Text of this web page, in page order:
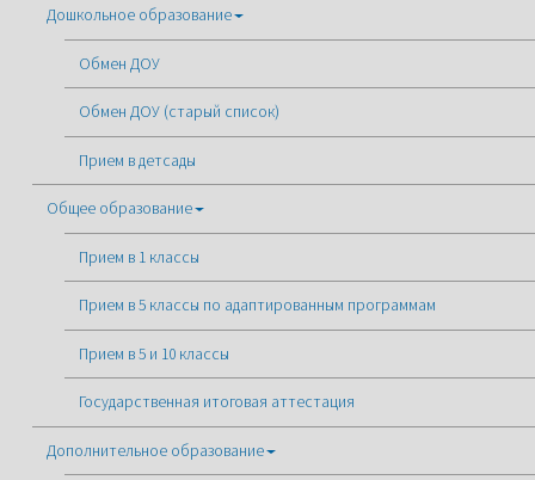
Дошкольное образование
Обмен ДОУ
Обмен ДОУ (старый список)
Прием в детсады
Общее образование
Прием в 1 классы
Прием в 5 классы по адаптированным программам
Прием в 5 и 10 классы
Государственная итоговая аттестация
Дополнительное образование